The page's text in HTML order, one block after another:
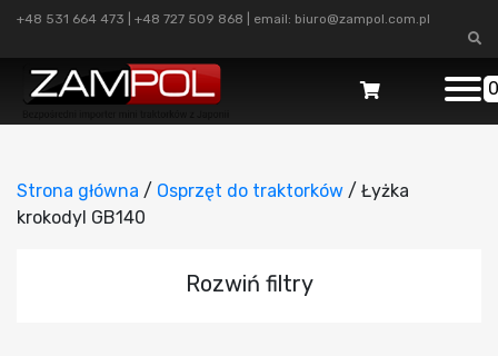
+48 531 664 473 +48 727 509 868 | email: biuro@zampol.com.pl
0
Strona główna / Osprzęt do traktorków / Łyżka
krokodyl GB140
Rozwiń filtry